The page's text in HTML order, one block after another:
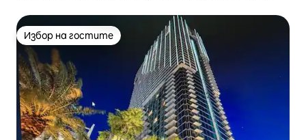
Избор на гостите
Избор на гостите